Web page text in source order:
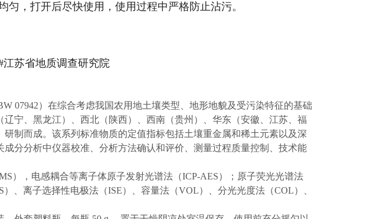
匀，打开后尽快使用，使用过程中严格防止沾污。
江苏省地质调查研究院
07942）在综合考虑我国农用地土壤类型、地形地貌及受污染特征的基础
辽宁、黑龙江）、西北（陕西）、西南（贵州）、华东（安徽、江苏、福
制而成。该系列标准物质的定值指标包括土壤重金属和稀土元素以及深
分分析中仪器校准、分析方法确认和评价、测量过程质量控制、技术能
），电感耦合等离子体原子发射光谱法（ICP-AES）；原子荧光光谱法
、离子选择性电极法（ISE）、容量法（VOL）、分光光度法（COL）、